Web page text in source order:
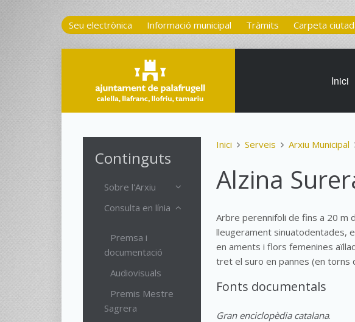
Seu electrònica Informació municipal Tràmits Carpeta
Inici
Inici Serveis Arxiu Municipal
Alzina
Arbre perennifoli de fins a 20 m
lleugerament sinuatodentades,
en aments i flors femenines
tret el suro en pannes (en torns
Fonts documentals
Gran enciclopèdia catalana.
Continguts
Sobre l'Arxiu
Consulta en línia
Premsa i
documentació
Audiovisuals
Premis Mestre
Sagrera